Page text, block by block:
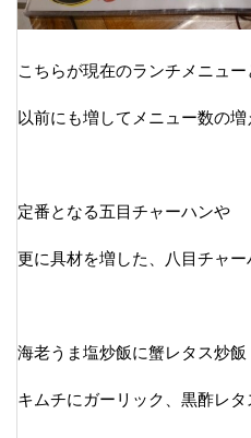
こちらが現在のランチメニュー
以前にも増してメニュー数の
定番となる五目チャーハンや
更に具材を増した、八目チャー
海老うま塩炒飯に蟹レタス炒飯
キムチにガーリック、黒酢レタ